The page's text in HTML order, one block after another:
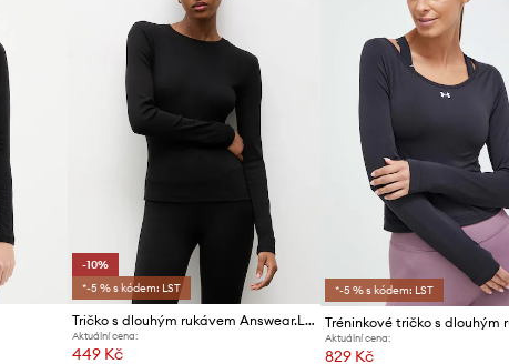
-10%
*-5 % s kódem: LST
Tričko s dlouhým rukávem Answear.LAB
Aktuální cena:
449 Kč
*-5 % s kódem: LST
Aktuální cena:
829 Kč